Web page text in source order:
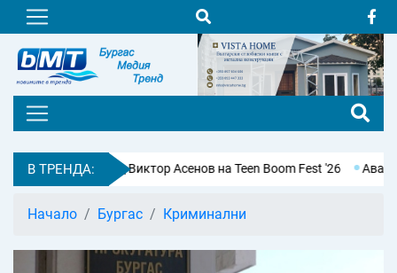
В ТРЕНДА:Виктор Асенов на Teen Boom Fest '26 Авария остави
Начало Бургас Криминални